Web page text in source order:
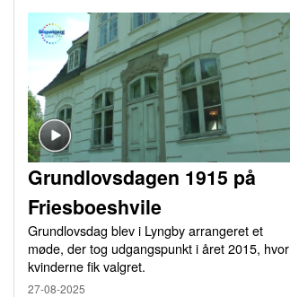
Grundlovsdagen 1915 på
Friesboeshvile
Grundlovsdag blev i Lyngby arrangeret et
møde, der tog udgangspunkt i året 2015, hvor
kvinderne fik valgret.
27-08-2025